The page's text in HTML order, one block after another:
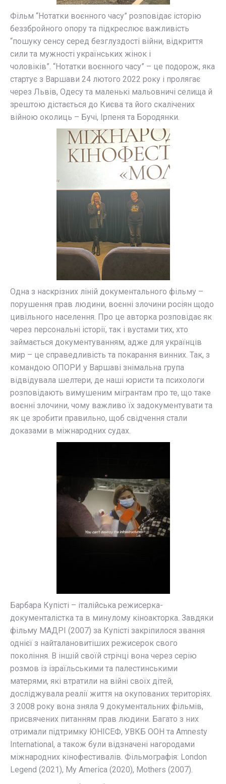
Фільм “Нотатки воєнного часу” розповідає історію
беззбройного опору та підкреслює важливість
“пошуку сенсу серед безглуздості війни, відкриття
сили та мужності українських жінок і
чоловіків”. “Нотатки воєнного часу” – це подорож, яка
стартує з Варшави 24 лютого 2022 року і пролягає
через Львів, Одесу та маленькі мальовничі селища й
зрештою дістається до Києва та його скалічених
війною околиць – Бучі, Ірпеня та Бородянки.
Одна з наскрізних ліній документального фільму –
порушення прав людини, воєнні злочини росіян щодо
цивільного населення. Про це авторка розповідає як
через персональні історії, так і вустами тих, хто
займається документуванням, адже для українців
мир – це справедливість та покарання винних. Так, з
командою ОПОРИ у Варшаві знімальна група
відвідувала шелтери, де наші юристи та психологи
розповідають вимушеним мігрантам про те, що таке
воєнні злочини, чому важливо їх задокументувати та
як це зробити правильно, щоб свідчення стали
доказами в міжнародних судах.
Барбара Купісті – італійська режисерка-
документалістка та в минулому кіноакторка. Завдяки
фільму МАДРІ (2007) за Купісті закріпилося звання
однієї з найталановитіших режисерок свого
покоління. В іншій своїй стрічці вона через серію
розмов із ізраїльськими та палестинськими
матерями, які втратили на війні своїх дітей,
досліджувала реалії життя на окупованих територіях.
З 2008 року вона зняла 9 документальних фільмів,
присвячених питанням прав людини. Багато з них
отримали підтримку ЮНІСЕФ, УВКБ ООН та Amnesty
International, а також були відзначені нагородами
міжнародних кінофестивалів. Фільмографія: London
Legend (2021), My America (2020), Mothers (2007).